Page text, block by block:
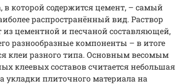
в которой содержится цемент, – самый
распространённый вид. Раствор
из цементной и песчаной составляющей,
разнообразные компоненты – в итоге
клеи разного типа. Основным весомым
клеевых составов считается небольшая
укладки плиточного материала на